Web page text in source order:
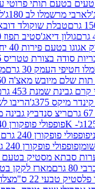
בטעם תותי פרוטי
לארבי מרשמלו לב 180ג'
טבלת שוקולד דובאי לבן
גולון דיאג'סטיב תפוז 280ג'
בטעם פירות 40 יחידות 330 גרם
סודה בצורת טטריס 216 גרם
חטיפי העמק 30 גרם
שלם מיובש מאצ'ה 60ג'
גבינת שמנת 453 גרם
מיקס 375ג' הריבו
ריצ סנדביץ גבינה
פופפולי פופקורן 240 גרם צדר חלפיניו
פופפולי פופקורן 240 גרם מלח ים
פופפולי פופקורן 240 גרם חמאה
סבתא מסטיק בטעם פירות
מארז לקקן בטעם
טבעי 22 ס"מ צלחת "8